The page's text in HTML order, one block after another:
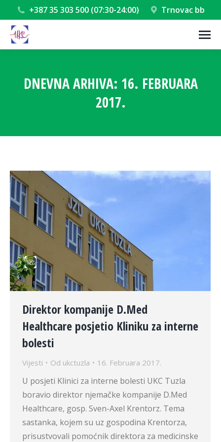
+387 35 303 500 (07:30-24:00) Trnovac bb
DNEVNA ARHIVA: 16. FEBRUARA
2017.
Direktor kompanije D.Med
Healthcare posjetio Kliniku za interne
bolesti
Vijesti Od ukctuzla 16. Februara 2017.
U posjeti Klinici za interne bolesti UKC Tuzla
boravio direktor njemačke kompanije D.Med
Healthcare, gosp. Sven-Axel Krentorz. Tema
sastanka, kojem su uz gospodina Krentorza,
prisustvovali pomoćnik direktora za medicinske